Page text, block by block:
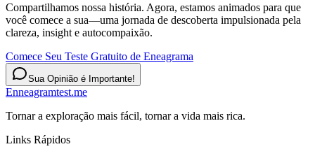
Compartilhamos nossa história. Agora, estamos animados para que
você comece a sua—uma jornada de descoberta impulsionada pela
clareza, insight e autocompaixão.
Comece Seu Teste Gratuito de Eneagrama
Sua Opinião é Importante!
Enneagramtest.me
Tornar a exploração mais fácil, tornar a vida mais rica.
Links Rápidos